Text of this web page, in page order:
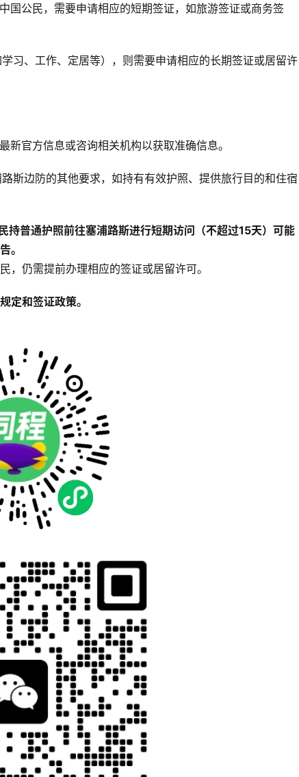
国公民，需要申请相应的短期签证，如旅游签证或商务签
习、工作、定居等），则需要申请相应的长期签证或居留许
新官方信息或咨询相关机构以获取准确信息。
斯边防的其他要求，如持有有效护照、提供旅行目的和住宿
普通护照前往塞浦路斯进行短期访问（不超过15天）可能
。
，仍需提前办理相应的签证或居留许可。
定和签证政策。